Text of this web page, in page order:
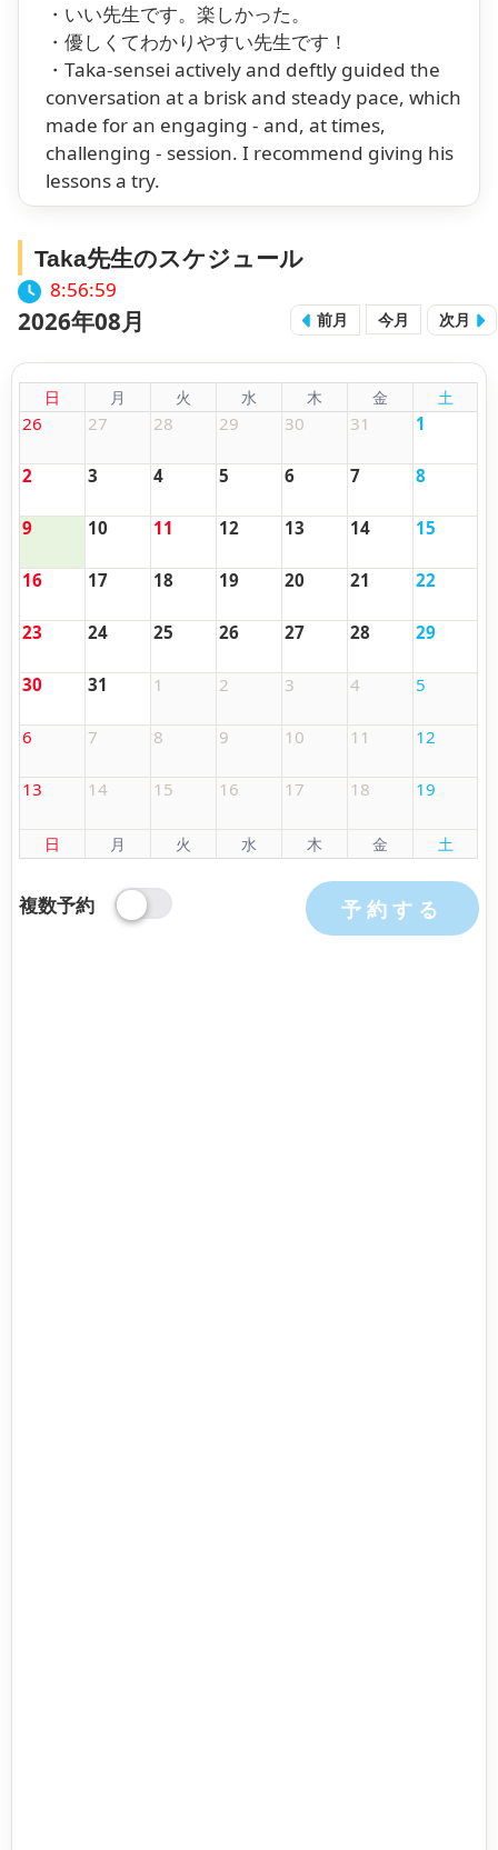
・いい先生です。楽しかった。
・優しくてわかりやすい先生です！
・Taka-sensei actively and deftly guided the
conversation at a brisk and steady pace, which
made for an engaging - and, at times,
challenging - session. I recommend giving his
lessons a try.
Taka先生のスケジュール
8:57:00
2026年08月 前月 今月 次月
日 月 火 水 木 金 土
26 27 28 29 30 31 1
2 3 4 5 6 7 8
9 10 11 12 13 14 15
16 17 18 19 20 21 22
23 24 25 26 27 28 29
30 31 1 2 3 4 5
6 7 8 9 10 11 12
13 14 15 16 17 18 19
日 月 火 水 木 金 土
複数予約 予約する